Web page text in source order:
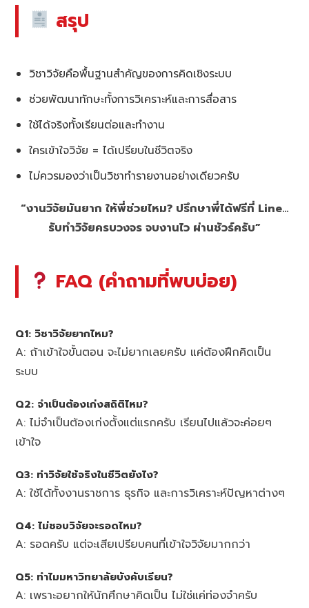
สรุป
วิชาวิจัยคือพื้นฐานสำคัญของการคิดเชิงระบบ
ช่วยพัฒนาทักษะทั้งการวิเคราะห์และการสื่อสาร
ใช้ได้จริงทั้งเรียนต่อและทำงาน
ใครเข้าใจวิจัย = ได้เปรียบในชีวิตจริง
ไม่ควรมองว่าเป็นวิชาทำรายงานอย่างเดียวครับ
“งานวิจัยมันยาก ให้พี่ช่วยไหม? ปรึกษาพี่ได้ฟรีที่ Line…
รับทำวิจัยครบวงจร จบงานไว ผ่านชัวร์ครับ”
FAQ (คำถามที่พบบ่อย)
Q1: วิชาวิจัยยากไหม?
A: ถ้าเข้าใจขั้นตอน จะไม่ยากเลยครับ แค่ต้องฝึกคิดเป็น
ระบบ
Q2: จำเป็นต้องเก่งสถิติไหม?
A: ไม่จำเป็นต้องเก่งตั้งแต่แรกครับ เรียนไปแล้วจะค่อยๆ
เข้าใจ
Q3: ทำวิจัยใช้จริงในชีวิตยังไง?
A: ใช้ได้ทั้งงานราชการ ธุรกิจ และการวิเคราะห์ปัญหาต่างๆ
Q4: ไม่ชอบวิจัยจะรอดไหม?
A: รอดครับ แต่จะเสียเปรียบคนที่เข้าใจวิจัยมากกว่า
Q5: ทำไมมหาวิทยาลัยบังคับเรียน?
A: เพราะอยากให้นักศึกษาคิดเป็น ไม่ใช่แค่ท่องจำครับ